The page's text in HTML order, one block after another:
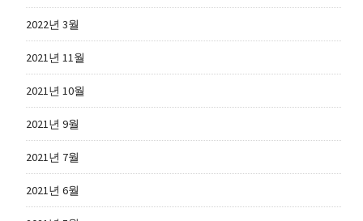
2022년 3월
2021년 11월
2021년 10월
2021년 9월
2021년 7월
2021년 6월